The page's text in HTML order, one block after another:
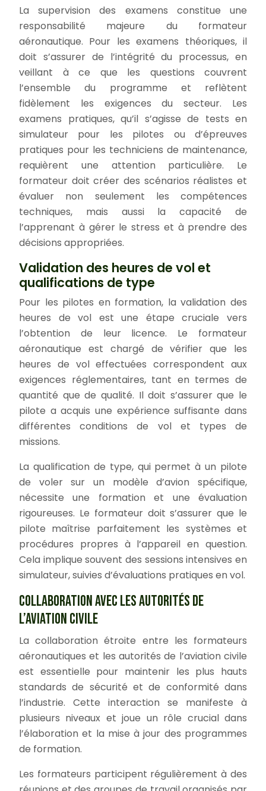
La supervision des examens constitue une
responsabilité majeure du formateur
aéronautique. Pour les examens théoriques, il
doit s’assurer de l’intégrité du processus, en
veillant à ce que les questions couvrent
l’ensemble du programme et reflètent
fidèlement les exigences du secteur. Les
examens pratiques, qu’il s’agisse de tests en
simulateur pour les pilotes ou d’épreuves
pratiques pour les techniciens de maintenance,
requièrent une attention particulière. Le
formateur doit créer des scénarios réalistes et
évaluer non seulement les compétences
techniques, mais aussi la capacité de
l’apprenant à gérer le stress et à prendre des
décisions appropriées.
Validation des heures de vol et
qualifications de type
Pour les pilotes en formation, la validation des
heures de vol est une étape cruciale vers
l’obtention de leur licence. Le formateur
aéronautique est chargé de vérifier que les
heures de vol effectuées correspondent aux
exigences réglementaires, tant en termes de
quantité que de qualité. Il doit s’assurer que le
pilote a acquis une expérience suffisante dans
différentes conditions de vol et types de
missions.
La qualification de type, qui permet à un pilote
de voler sur un modèle d’avion spécifique,
nécessite une formation et une évaluation
rigoureuses. Le formateur doit s’assurer que le
pilote maîtrise parfaitement les systèmes et
procédures propres à l’appareil en question.
Cela implique souvent des sessions intensives en
simulateur, suivies d’évaluations pratiques en vol.
COLLABORATION AVEC LES AUTORITÉS DE
L’AVIATION CIVILE
La collaboration étroite entre les formateurs
aéronautiques et les autorités de l’aviation civile
est essentielle pour maintenir les plus hauts
standards de sécurité et de conformité dans
l’industrie. Cette interaction se manifeste à
plusieurs niveaux et joue un rôle crucial dans
l’élaboration et la mise à jour des programmes
de formation.
Les formateurs participent régulièrement à des